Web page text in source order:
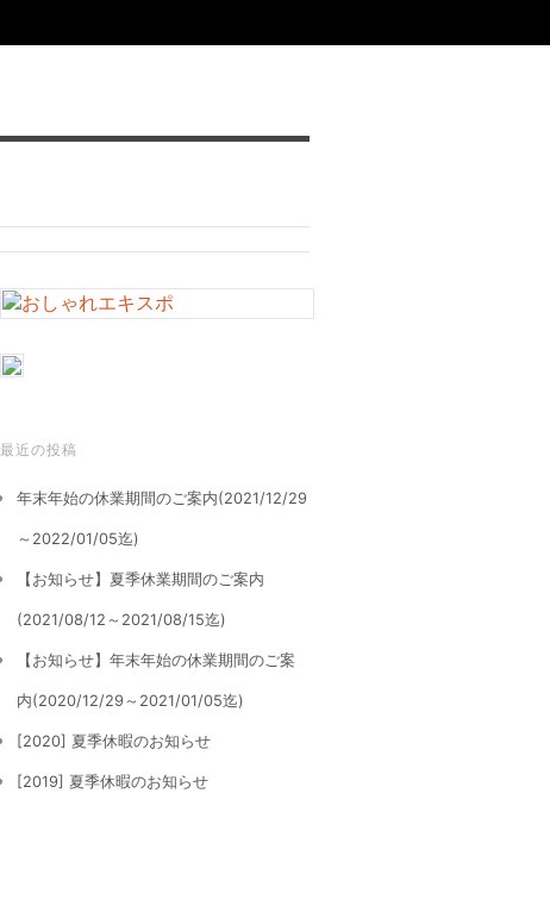
最近の投稿
年末年始の休業期間のご案内(2021/12/29
～2022/01/05迄)
【お知らせ】夏季休業期間のご案内
(2021/08/12～2021/08/15迄)
【お知らせ】年末年始の休業期間のご案
内(2020/12/29～2021/01/05迄)
[2020] 夏季休暇のお知らせ
[2019] 夏季休暇のお知らせ